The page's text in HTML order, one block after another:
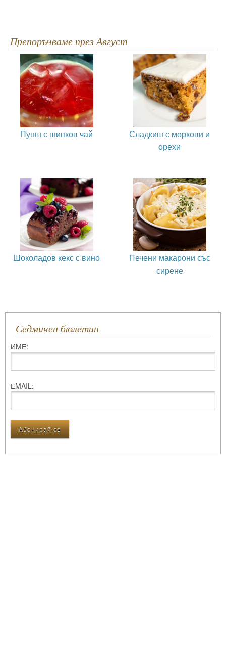
Препоръчваме през Август
Пунш с шипков чай
Сладкиш с моркови и
орехи
Шоколадов кекс с вино
Печени макарони със
сирене
Седмичен бюлетин
ИМЕ:
ЕMAIL: